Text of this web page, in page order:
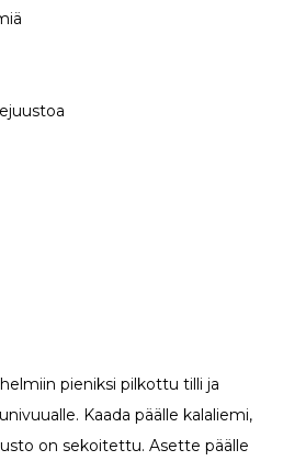
pieniksi pilkottu tilli ja
Kaada päälle kalaliemi,
on sekoitettu. Asette päälle